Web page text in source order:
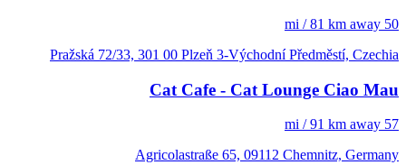
50 mi / 81 km away
Pražská 72/33, 301 00 Plzeň 3-Východní Předměstí, Czechia
Cat Cafe - Cat Lounge Ciao Mau
57 mi / 91 km away
Agricolastraße 65, 09112 Chemnitz, Germany